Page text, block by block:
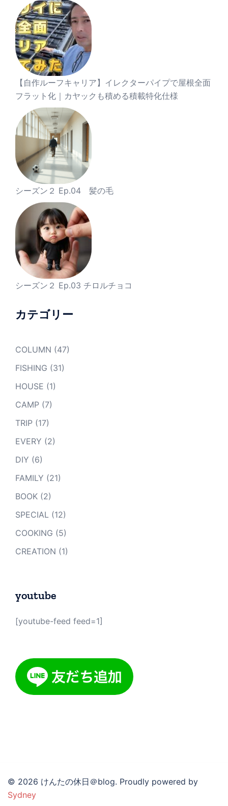
【自作ルーフキャリア】イレクターパイプで屋根全面
フラット化｜カヤックも積める積載特化仕様
シーズン２ Ep.04 髪の毛
シーズン２ Ep.03 チロルチョコ
カテゴリー
COLUMN (47)
FISHING (31)
HOUSE (1)
CAMP (7)
TRIP (17)
EVERY (2)
DIY (6)
FAMILY (21)
BOOK (2)
SPECIAL (12)
COOKING (5)
CREATION (1)
youtube
[youtube-feed feed=1]
© 2026 けんたの休日＠blog. Proudly powered by
Sydney